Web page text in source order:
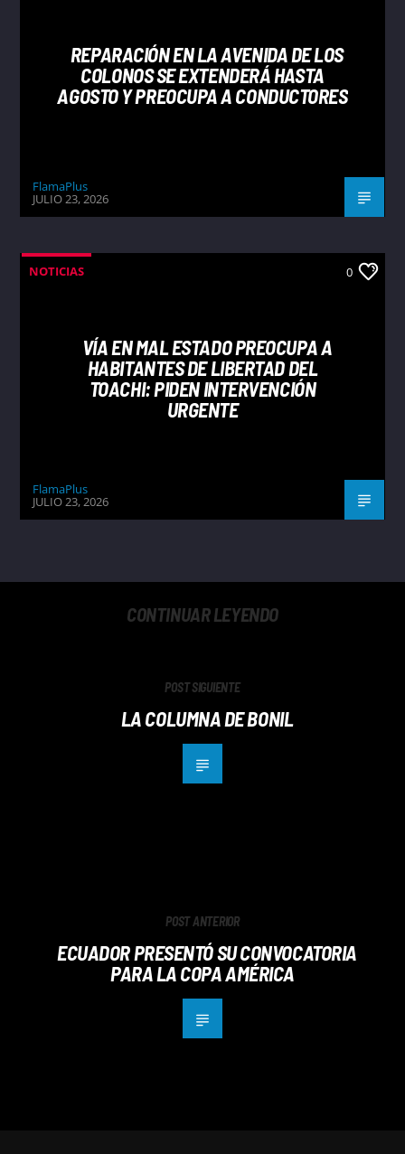
REPARACIÓN EN LA AVENIDA DE LOS
COLONOS SE EXTENDERÁ HASTA
AGOSTO Y PREOCUPA A CONDUCTORES
FlamaPlus
JULIO 23, 2026
NOTICIAS 0
VÍA EN MAL ESTADO PREOCUPA A
HABITANTES DE LIBERTAD DEL
TOACHI: PIDEN INTERVENCIÓN
URGENTE
FlamaPlus
JULIO 23, 2026
CONTINUAR LEYENDO
POST SIGUIENTE
LA COLUMNA DE BONIL
POST ANTERIOR
ECUADOR PRESENTÓ SU CONVOCATORIA
PARA LA COPA AMÉRICA